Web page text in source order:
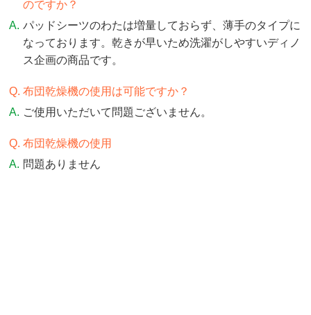
のですか？
パッドシーツのわたは増量しておらず、薄手のタイプに
なっております。乾きが早いため洗濯がしやすいディノ
ス企画の商品です。
布団乾燥機の使用は可能ですか？
ご使用いただいて問題ございません。
布団乾燥機の使用
問題ありません